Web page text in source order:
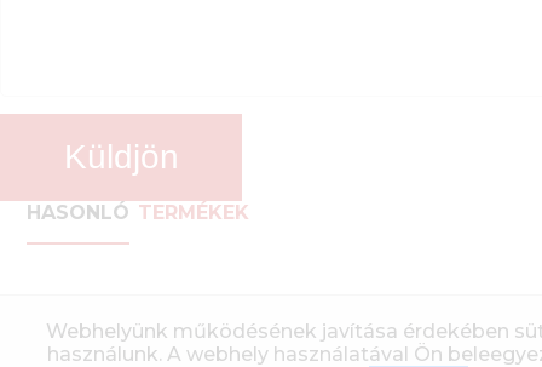
Küldjön
HASONLÓ TERMÉKEK
Webhelyünk működésének javítása érdekében
használunk. A webhely használatával Ön